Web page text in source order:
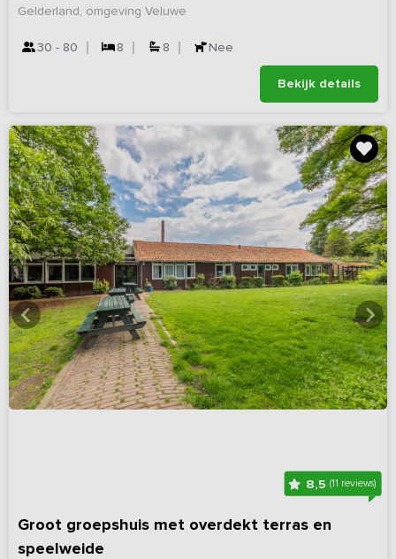
Gelderland, omgeving Veluwe
30 - 80 8 8 Nee
Bekijk details
8,5(11 reviews)
Groot groepshuis met overdekt terras en
speelweide